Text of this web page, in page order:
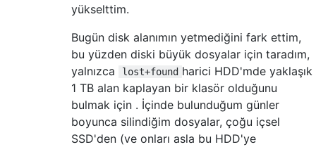
yükselttim.
Bugün disk alanımın yetmediğini fark ettim,
bu yüzden diski büyük dosyalar için taradım,
yalnızca
lost+found harici HDD'mde yaklaşık
1 TB alan kaplayan bir klasör olduğunu
bulmak için . İçinde bulunduğum günler
boyunca silindiğim dosyalar, çoğu içsel
SSD'den (ve onları asla bu HDD'ye